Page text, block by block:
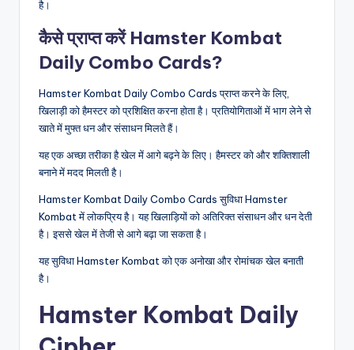
है।
कैसे प्राप्त करें Hamster Kombat
Daily Combo Cards?
Hamster Kombat Daily Combo Cards प्राप्त करने के लिए,
खिलाड़ी को हैमस्टर को प्रशिक्षित करना होता है। प्रतियोगिताओं में भाग लेने से
खाते में मुफ्त धन और संसाधन मिलते हैं।
यह एक अच्छा तरीका है खेल में आगे बढ़ने के लिए। हैमस्टर को और शक्तिशाली
बनाने में मदद मिलती है।
Hamster Kombat Daily Combo Cards सुविधा Hamster
Kombat में लोकप्रिय है। यह खिलाड़ियों को अतिरिक्त संसाधन और धन देती
है। इससे खेल में तेजी से आगे बढ़ा जा सकता है।
यह सुविधा Hamster Kombat को एक अनोखा और रोमांचक खेल बनाती
है।
Hamster Kombat Daily